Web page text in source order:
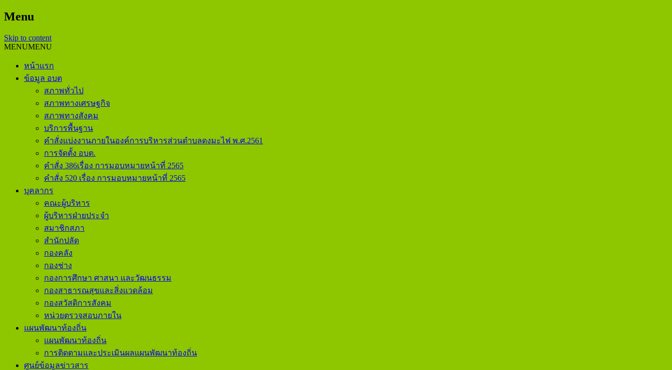
Menu
Skip to content
MENUMENU
หน้าแรก
ข้อมูล อบต
สภาพทั่วไป
สภาพทางเศรษฐกิจ
สภาพทางสังคม
บริการพื้นฐาน
คำสั่งแบ่งงานภายในองค์การบริหารส่วนตำบลดงมะไฟ พ.ศ.2561
การจัดตั้ง อบต.
คำสั่ง 386เรื่อง การมอบหมายหน้าที่ 2565
คำสั่ง 520 เรื่อง การมอบหมายหน้าที่ 2565
บุคลากร
คณะผู้บริหาร
ผู้บริหารฝ่ายประจำ
สมาชิกสภา
สำนักปลัด
กองคลัง
กองช่าง
กองการศึกษา ศาสนา และวัฒนธรรม
กองสาธารณสุขและสิ่งแวดล้อม
กองสวัสดิการสังคม
หน่วยตรวจสอบภายใน
แผนพัฒนาท้องถิ่น
แผนพัฒนาท้องถิ่น
การติดตามและประเมินผลแผนพัฒนาท้องถิ่น
ศูนย์ข้อมูลข่าวสาร